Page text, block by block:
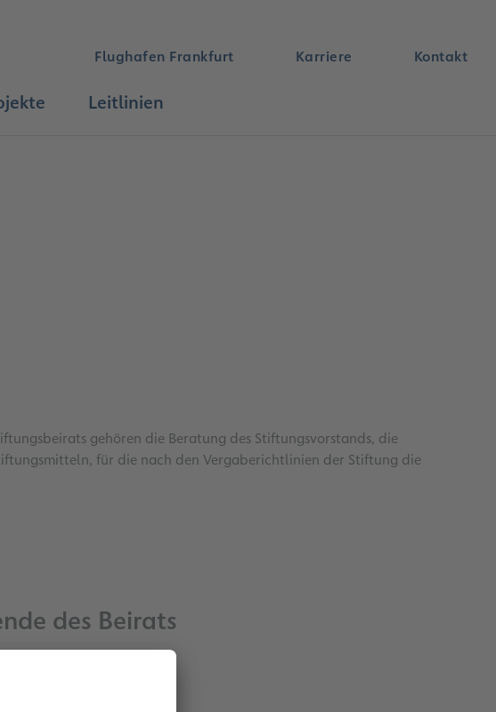
Flughafen Frankfurt Karriere Kontakt
Leitlinien
gehören die Beratung des Stiftungsvorstands, die
für die nach den Vergaberichtlinien der Stiftung die
des Beirats